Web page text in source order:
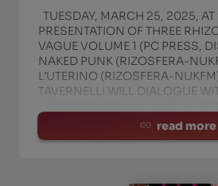
TUESDAY, MARCH 25, 2025,
PRESENTATION OF THREE
VAGUE VOLUME 1 (PC PRESS,
NAKED PUNK (RIZOSFERA-
L’UTERINO (RIZOSFERA-
TAVERNELLI WILL DIALOGUE
read more